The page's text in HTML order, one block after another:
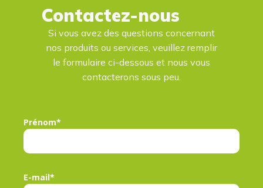
Contactez-nous
Si vous avez des questions concernant
nos produits ou services, veuillez remplir
le formulaire ci-dessous et nous vous
contacterons sous peu.
Prénom*
E-mail*